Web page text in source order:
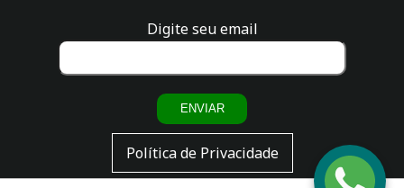
Digite seu email
ENVIAR
Política de Privacidade
Fale
com a